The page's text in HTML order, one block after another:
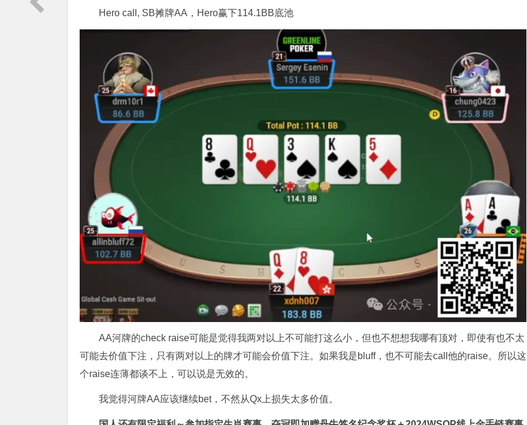
Hero call, SB摊牌AA，Hero赢下114.1BB底池
AA河牌的check raise可能是觉得我两对以上不可能打这么小，但也不想想我哪有顶对，即使有也不太
可能去价值下注，只有两对以上的牌才可能会价值下注。如果我是bluff，也不可能去call他的raise。所以这
个raise连薄都谈不上，可以说是无效的。
我觉得河牌AA应该继续bet，不然从Qx上损失太多价值。